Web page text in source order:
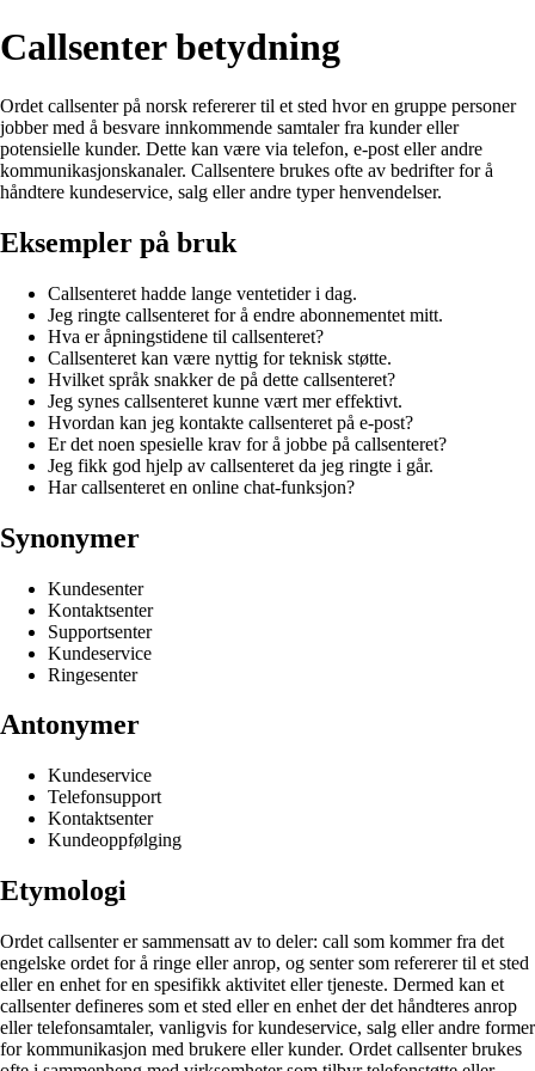
Callsenter betydning
Ordet callsenter på norsk refererer til et sted hvor en gruppe personer
jobber med å besvare innkommende samtaler fra kunder eller
potensielle kunder. Dette kan være via telefon, e-post eller andre
kommunikasjonskanaler. Callsentere brukes ofte av bedrifter for å
håndtere kundeservice, salg eller andre typer henvendelser.
Eksempler på bruk
Callsenteret hadde lange ventetider i dag.
Jeg ringte callsenteret for å endre abonnementet mitt.
Hva er åpningstidene til callsenteret?
Callsenteret kan være nyttig for teknisk støtte.
Hvilket språk snakker de på dette callsenteret?
Jeg synes callsenteret kunne vært mer effektivt.
Hvordan kan jeg kontakte callsenteret på e-post?
Er det noen spesielle krav for å jobbe på callsenteret?
Jeg fikk god hjelp av callsenteret da jeg ringte i går.
Har callsenteret en online chat-funksjon?
Synonymer
Kundesenter
Kontaktsenter
Supportsenter
Kundeservice
Ringesenter
Antonymer
Kundeservice
Telefonsupport
Kontaktsenter
Kundeoppfølging
Etymologi
Ordet callsenter er sammensatt av to deler: call som kommer fra det
engelske ordet for å ringe eller anrop, og senter som refererer til et sted
eller en enhet for en spesifikk aktivitet eller tjeneste. Dermed kan et
callsenter defineres som et sted eller en enhet der det håndteres anrop
eller telefonsamtaler, vanligvis for kundeservice, salg eller andre former
for kommunikasjon med brukere eller kunder. Ordet callsenter brukes